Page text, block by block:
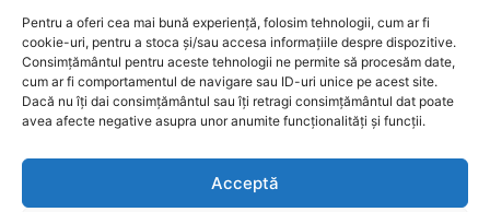
Pentru a oferi cea mai bună experiență, folosim tehnologii, cum ar fi
cookie-uri, pentru a stoca și/sau accesa informațiile despre dispozitive.
Consimțământul pentru aceste tehnologii ne permite să procesăm date,
cum ar fi comportamentul de navigare sau ID-uri unice pe acest site.
Dacă nu îți dai consimțământul sau îți retragi consimțământul dat poate
avea afecte negative asupra unor anumite funcționalități și funcții.
Acceptă
desfacere
produse
alimentare).
Linie
Ciocolaterie
Mobilier
INOX
Patiserie
Pizzerie
confidențialitate